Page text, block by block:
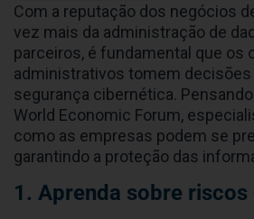
Com a reputação dos negócios
vez mais da administração de
parceiros, é fundamental que os
administrativos tomem decisões
segurança cibernética.
World Economic Forum,
como as empresas podem se
garantindo a proteção das
1. Aprenda sobre